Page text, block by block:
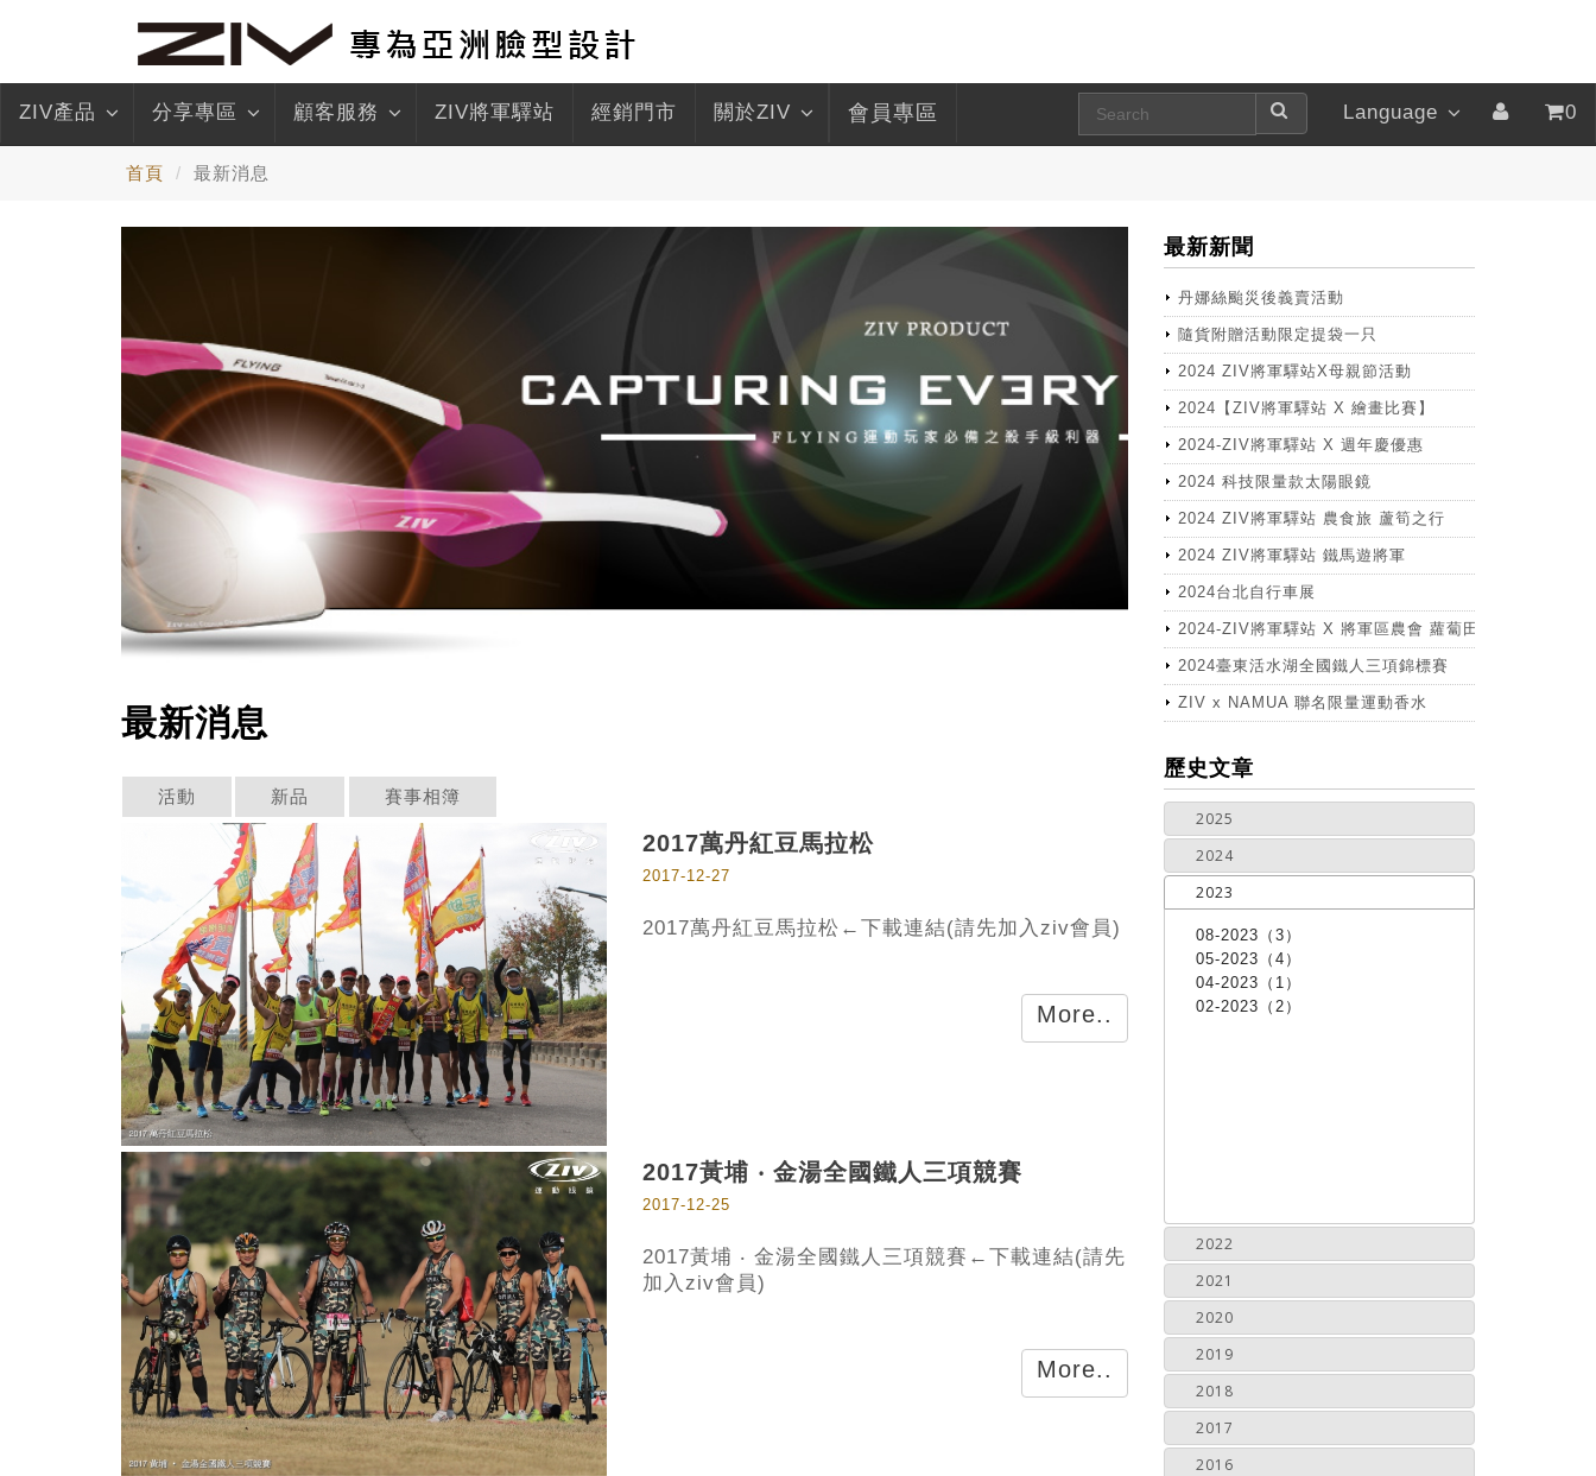
ZIV產品 分享專區 顧客服務 ZIV將軍驛站 經銷門市 關於ZIV 會員專區 Language 0
首頁 最新消息
最新消息
活動 新品 賽事相簿
2017萬丹紅豆馬拉松
2017-12-27
2017萬丹紅豆馬拉松←下載連結(請先加入ziv會員)
More..
2017黃埔 ‧ 金湯全國鐵人三項競賽
2017-12-25
2017黃埔 ‧ 金湯全國鐵人三項競賽←下載連結(請先
加入ziv會員)
More..
最新新聞
丹娜絲颱災後義賣活動
隨貨附贈活動限定提袋一只
2024 ZIV將軍驛站X母親節活動
2024【ZIV將軍驛站 X 繪畫比賽】
2024-ZIV將軍驛站 X 週年慶優惠
2024 科技限量款太陽眼鏡
2024 ZIV將軍驛站 農食旅 蘆筍之行
2024 ZIV將軍驛站 鐵馬遊將軍
2024台北自行車展
2024-ZIV將軍驛站 X 將軍區農會 蘿蔔田體驗活動
2024臺東活水湖全國鐵人三項錦標賽
ZIV x NAMUA 聯名限量運動香水
more
歷史文章
2025
2024
2023
08-2023（3）
05-2023（4）
04-2023（1）
02-2023（2）
2022
2021
2020
2019
2018
2017
2016